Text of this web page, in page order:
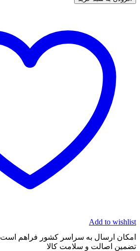
Add to wishlist
امکان ارسال به سراسر کشور فراهم است
تضمین اصالت و سلامت کالا